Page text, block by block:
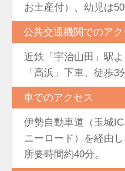
お土産付）、幼児は
公共交通機関でのアク
近鉄「宇治山田」駅よ
「高浜」下車、徒歩3
車でのアクセス
伊勢自動車道（玉城
ニーロード）を経由
所要時間約40分。